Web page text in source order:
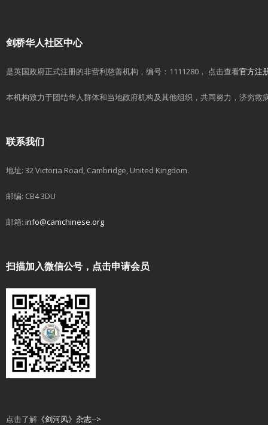
剑桥华人社区中心
是英国政府正式注册的非营利慈善机构，编号：1111280， 点击查看官方注
本机构致力于团结华人群体和当地政府机构及其他组织，共同努力，济穷
联系我们
地址: 32 Victoria Road, Cambridge, United Kingdom.
邮编: CB4 3DU
邮箱: info@camchinese.org
扫描加入微信公号，点击申请会员
点击了解 《剑河风》杂志-->